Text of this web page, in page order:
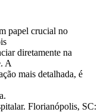
papel crucial no
diretamente na
A
mais detalhada, é
Florianópolis, SC: